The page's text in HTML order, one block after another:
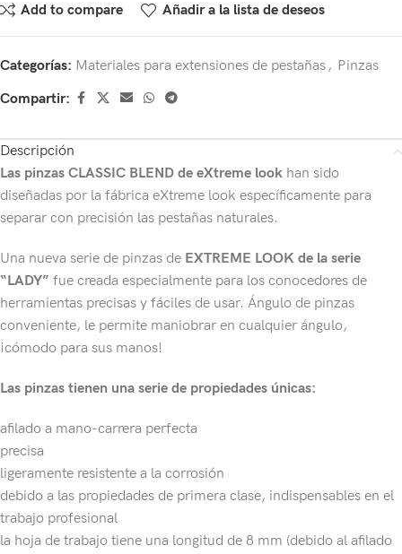
Add to compare
Añadir a la lista de deseos
Categorías: Materiales para extensiones de pestañas, Pinzas
Compartir:
Descripción
Las pinzas CLASSIC BLEND de eXtreme look han sido
diseñadas por la fábrica eXtreme look específicamente para
separar con precisión las pestañas naturales.
Una nueva serie de pinzas de EXTREME LOOK de la serie
“LADY” fue creada especialmente para los conocedores de
herramientas precisas y fáciles de usar. Ángulo de pinzas
conveniente, le permite maniobrar en cualquier ángulo,
¡cómodo para sus manos!
Las pinzas tienen una serie de propiedades únicas:
afilado a mano-carrera perfecta
precisa
ligeramente resistente a la corrosión
debido a las propiedades de primera clase, indispensables en el
trabajo profesional
la hoja de trabajo tiene una longitud de 8 mm (debido al afilado